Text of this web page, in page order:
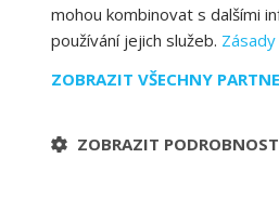
mohou kombinovat s dalšími
používání jejich služeb.
ZOBRAZIT VŠECHNY
ZOBRAZIT